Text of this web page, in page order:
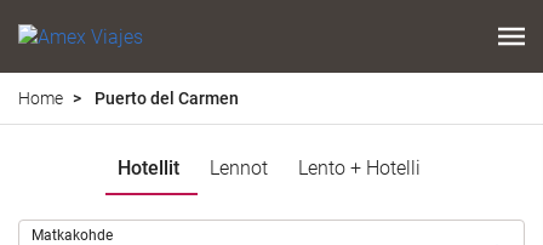
Home Puerto del Carmen
Hotellit Lennot Lento + Hotelli
Matkakohde